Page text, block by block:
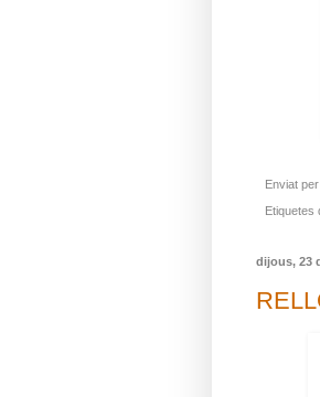
Enviat per
Etiquetes
dijous, 23